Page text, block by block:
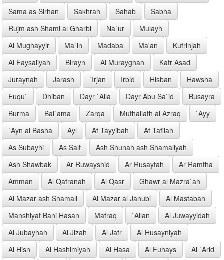
Sama as Sirhan
Sakhrah Sahab
Sabha
Rujm ash Shami al Gharbi
Na`ur
Mulayh
Al Mughayyir
Ma`in Madaba Ma'an
Kufrinjah
Al Faysaliyah
Birayn Al Murayghah
Kafr Asad
Juraynah
Jarash `Irjan Irbid Hisban
Hawsha
Fuqu`
Dhiban Dayr `Alla Dayr Abu Sa`id
Busayra
Burma
Bal`ama Zarqa Muthallath al Azraq
`Ayy
`Ayn al Basha
Ayl At Tayyibah
At Tafilah
As Subayhi
As Salt
Ash Shunah ash Shamaliyah
Ash Shawbak
Ar Ruwayshid Ar Rusayfah
Ar Ramtha
Amman
Al Qatranah Al Qasr
Ghawr al Mazra`ah
Al Mazar ash Shamali
Al Mazar al Janubi
Al Mastabah
Manshiyat Bani Hasan
Mafraq `Allan
Al Juwayyidah
Al Jubayhah
Al Jizah Al Jafr
Al Husayniyah
Al Hisn
Al Hashimiyah Al Hasa Al Fuhays
Al `Arid